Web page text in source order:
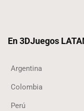
En 3DJuegos
Argentina
Colombia
Perú